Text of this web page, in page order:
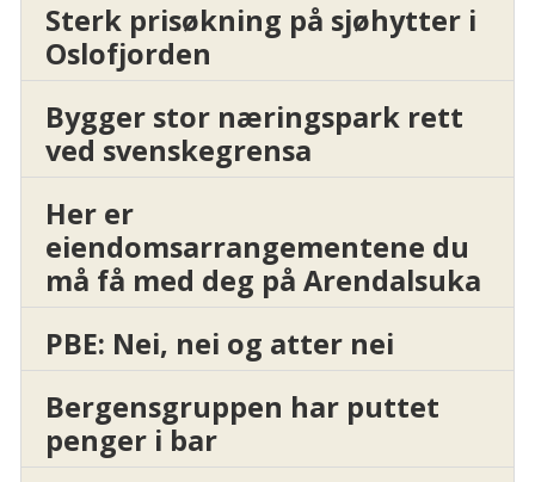
Sterk prisøkning på sjøhytter i
Oslofjorden
Bygger stor næringspark rett
ved svenskegrensa
Her er
eiendomsarrangementene du
må få med deg på Arendalsuka
PBE: Nei, nei og atter nei
Bergensgruppen har puttet
penger i bar